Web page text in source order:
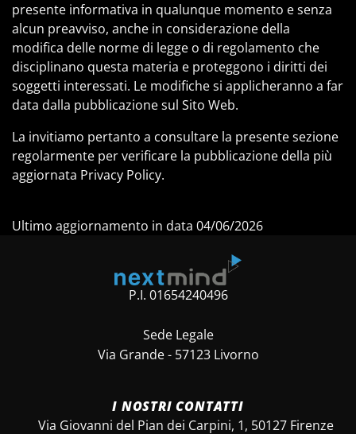
presente informativa in qualunque momento e senza
alcun preavviso, anche in considerazione della
modifica delle norme di legge o di regolamento che
disciplinano questa materia e proteggono i diritti dei
soggetti interessati. Le modifiche si applicheranno a far
data dalla pubblicazione sul Sito Web.
La invitiamo pertanto a consultare la presente sezione
regolarmente per verificare la pubblicazione della più
aggiornata Privacy Policy.
Ultimo aggiornamento in data 04/06/2026
P.I. 01654240496
Sede Legale
Via Grande - 57123 Livorno
I NOSTRI CONTATTI
Via Giovanni del Pian dei Carpini, 1, 50127 Firenze